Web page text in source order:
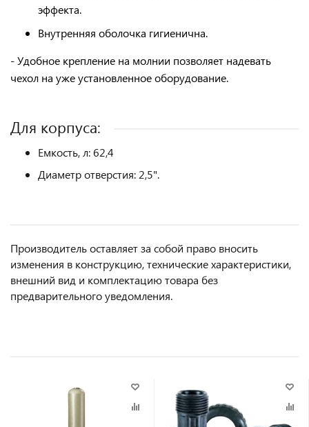
эффекта.
Внутренняя оболочка гигиенична.
-Удобное крепление на молнии позволяет надевать
чехол на уже установленное оборудование.
Для корпуса:
Емкость, л: 62,4
Диаметр отверстия: 2,5".
Производитель оставляет за собой право вносить
изменения в конструкцию, технические характеристики,
внешний вид и комплектацию товара без
предварительного уведомления.